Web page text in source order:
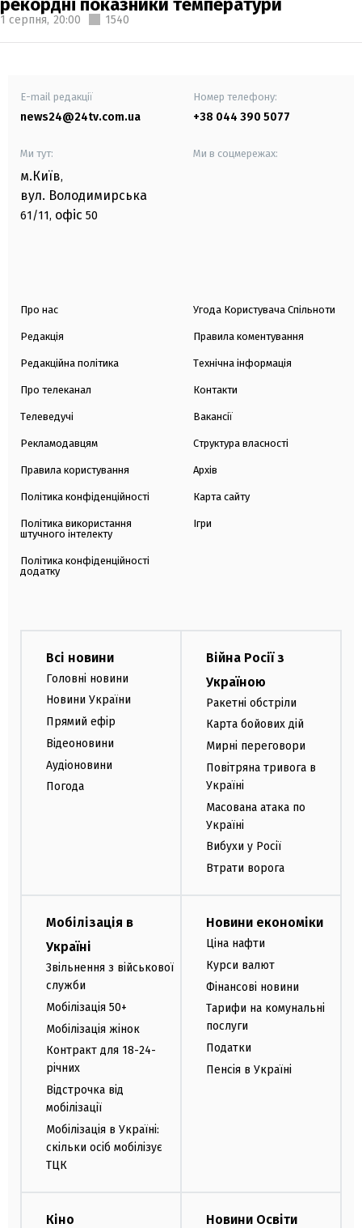
1 серпня, 20:00 1540
E-mail редакції
news24@24tv.com.ua
Номер телефону:
+38 044 390 5077
Ми тут:
м.Київ,
вул. Володимирська
61/11, офіс 50
Ми в соцмережах:
Про нас
Редакція
Редакційна політика
Про телеканал
Телеведучі
Рекламодавцям
Правила користування
Політика конфіденційності
Політика використання
штучного інтелекту
Політика конфіденційності
додатку
Угода Користувача Спільноти
Правила коментування
Технічна інформація
Контакти
Вакансії
Структура власності
Архів
Карта сайту
Ігри
Всі новини
Головні новини
Новини України
Прямий ефір
Відеоновини
Аудіоновини
Погода
Війна Росії з
Україною
Ракетні обстріли
Карта бойових дій
Мирні переговори
Повітряна тривога в
Україні
Масована атака по
Україні
Вибухи у Росії
Втрати ворога
Мобілізація в
Україні
Звільнення з військової
служби
Мобілізація 50+
Мобілізація жінок
Контракт для 18-24-
річних
Відстрочка від
мобілізації
Мобілізація в Україні:
скільки осіб мобілізує
ТЦК
Новини економіки
Ціна нафти
Курси валют
Фінансові новини
Тарифи на комунальні
послуги
Податки
Пенсія в Україні
Кіно Новини Освіти